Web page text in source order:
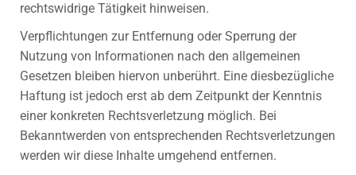
rechtswidrige Tätigkeit hinweisen.
Verpflichtungen zur Entfernung oder Sperrung der
Nutzung von Informationen nach den allgemeinen
Gesetzen bleiben hiervon unberührt. Eine diesbezügliche
Haftung ist jedoch erst ab dem Zeitpunkt der Kenntnis
einer konkreten Rechtsverletzung möglich. Bei
Bekanntwerden von entsprechenden Rechtsverletzungen
werden wir diese Inhalte umgehend entfernen.